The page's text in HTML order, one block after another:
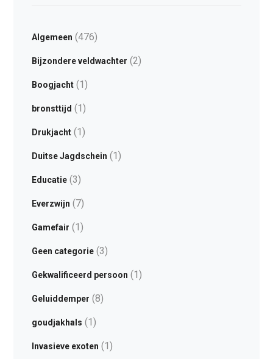
Algemeen (476)
Bijzondere veldwachter (2)
Boogjacht(1)
bronsttijd (1)
Drukjacht(1)
Duitse Jagdschein (1)
Educatie(3)
Everzwijn (7)
Gamefair (1)
Geen categorie(3)
Gekwalificeerd persoon (1)
Geluiddemper (8)
goudjakhals (1)
Invasieve exoten (1)